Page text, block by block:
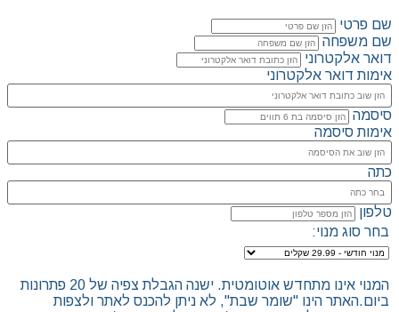
שם פרטי
שם משפחה
דואר אלקטרוני
אימות דואר אלקטרוני
סיסמה
אימות סיסמה
כתה
טלפון
בחר סוג מנוי:
המנוי אינו מתחדש אוטומטית. ישנה הגבלת צפיה של 20 פתרונות
ביום.האתר הינו "שומר שבת", לא ניתן להכנס לאתר ולצפות